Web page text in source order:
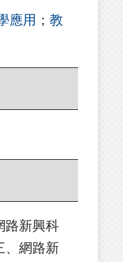
應用 ； 教
路新興科
、網路新